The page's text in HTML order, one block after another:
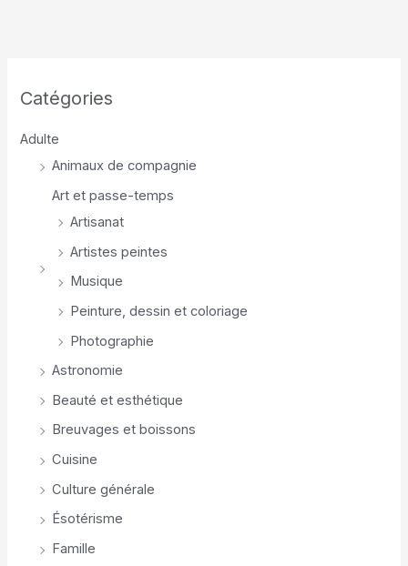
Catégories
Adulte
Animaux de compagnie
Art et passe-temps
Artisanat
Artistes peintes
Musique
Peinture, dessin et coloriage
Photographie
Astronomie
Beauté et esthétique
Breuvages et boissons
Cuisine
Culture générale
Ésotérisme
Famille